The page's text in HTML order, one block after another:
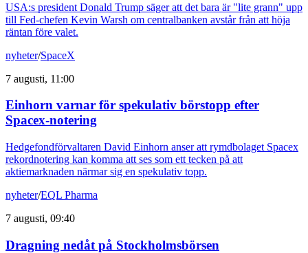
USA:s president Donald Trump säger att det bara är "lite grann" upp
till Fed-chefen Kevin Warsh om centralbanken avstår från att höja
räntan före valet.
nyheter/SpaceX
7 augusti, 11:00
Einhorn varnar för spekulativ börstopp efter
Spacex-notering
Hedgefondförvaltaren David Einhorn anser att rymdbolaget Spacex
rekordnotering kan komma att ses som ett tecken på att
aktiemarknaden närmar sig en spekulativ topp.
nyheter/EQL Pharma
7 augusti, 09:40
Dragning nedåt på Stockholmsbörsen